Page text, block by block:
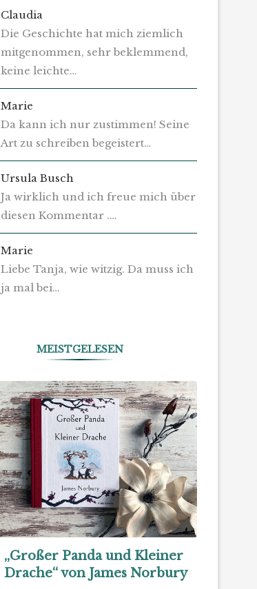
Claudia
Die Geschichte hat mich ziemlich
mitgenommen, sehr beklemmend,
keine leichte…
Marie
Da kann ich nur zustimmen! Seine
Art zu schreiben begeistert…
Ursula Busch
Ja wirklich und ich freue mich über
diesen Kommentar .…
Marie
Liebe Tanja, wie witzig. Da muss ich
ja mal bei…
MEISTGELESEN
„Großer Panda und Kleiner
Drache“ von James Norbury